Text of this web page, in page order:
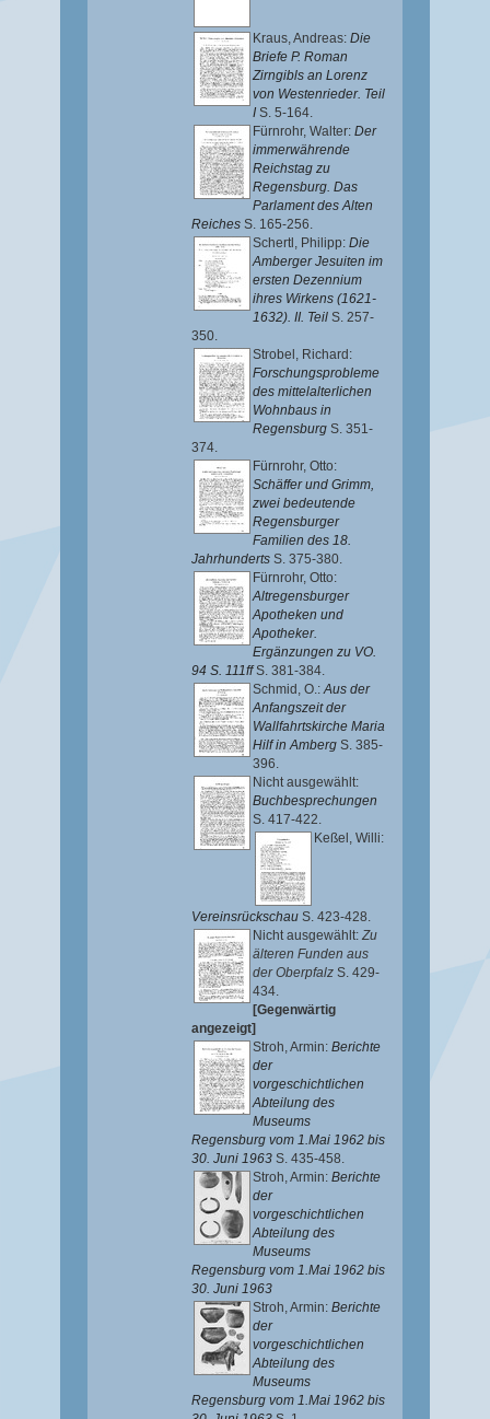
Kraus, Andreas: Die
Briefe P. Roman
Zirngibls an Lorenz
von Westenrieder. Teil
I S. 5-164.
Fürnrohr, Walter: Der
immerwährende
Reichstag zu
Regensburg. Das
Parlament des Alten
Reiches S. 165-256.
Schertl, Philipp: Die
Amberger Jesuiten im
ersten Dezennium
ihres Wirkens (1621-
1632). II. Teil S. 257-
350.
Strobel, Richard :
Forschungsprobleme
des mittelalterlichen
Wohnbaus in
Regensburg S. 351-
374.
Fürnrohr, Otto:
Schäffer und Grimm,
zwei bedeutende
Regensburger
Familien des 18.
Jahrhunderts S. 375-380.
Fürnrohr, Otto:
Altregensburger
Apotheken und
Apotheker.
Ergänzungen zu VO.
94 S. 111ffS. 381-384.
Schmid, O.:Aus der
Anfangszeit der
Wallfahrtskirche Maria
Hilf in Amberg S. 385-
396.
Nicht ausgewählt:
Buchbesprechungen
S. 417-422.
Keßel, Willi:
Vereinsrückschau S. 423-428.
Nicht ausgewählt: Zu
älteren Funden aus
der Oberpfalz S. 429-
434.
[Gegenwärtig
angezeigt]
Stroh, Armin: Berichte
der
vorgeschichtlichen
Abteilung des
Museums
Regensburg vom 1.Mai 1962 bis
30. Juni 1963 S. 435-458.
Stroh, Armin: Berichte
der
vorgeschichtlichen
Abteilung des
Museums
Regensburg vom 1.Mai 1962 bis
30. Juni 1963
Stroh, Armin: Berichte
der
vorgeschichtlichen
Abteilung des
Museums
Regensburg vom 1.Mai 1962 bis